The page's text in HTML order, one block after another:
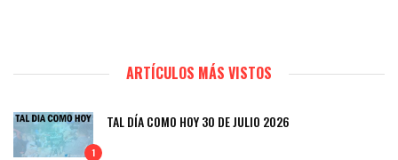
ARTÍCULOS MÁS VISTOS
1
TAL DÍA COMO HOY 30 DE JULIO 2026